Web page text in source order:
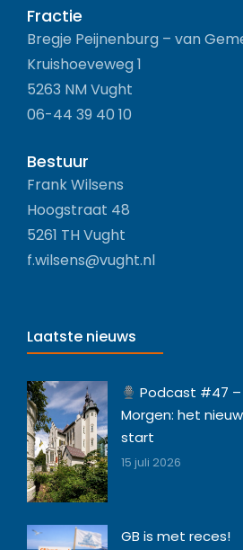
Fractie
Bregje Peijnenburg – van
Kruishoeveweg 1
5263 NM Vught
06-44 39 40 10
Bestuur
Frank Wilsens
Hoogstraat 48
5261 TH Vught
f.wilsens@vught.nl
Laatste nieuws
Podcast #47 –
Morgen: het
start
15 juli 2026
GB is met reces!